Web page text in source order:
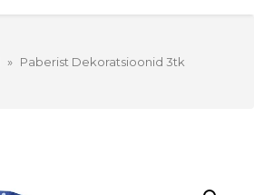
» Paberist Dekoratsioonid 3tk